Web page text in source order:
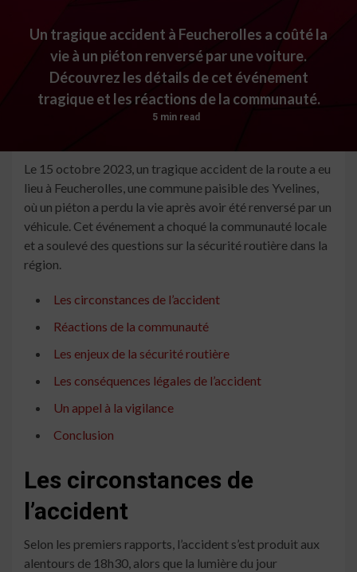
Un tragique accident à Feucherolles a coûté la
vie à un piéton renversé par une voiture.
Découvrez les détails de cet événement
tragique et les réactions de la communauté.
5 min read
Le 15 octobre 2023, un tragique accident de la route a eu
lieu à Feucherolles, une commune paisible des Yvelines,
où un piéton a perdu la vie après avoir été renversé par un
véhicule. Cet événement a choqué la communauté locale
et a soulevé des questions sur la sécurité routière dans la
région.
Les circonstances de l’accident
Réactions de la communauté
Les enjeux de la sécurité routière
Les conséquences légales de l’accident
Un appel à la vigilance
Conclusion
Les circonstances de
l’accident
Selon les premiers rapports, l’accident s’est produit aux
alentours de 18h30, alors que la lumière du jour